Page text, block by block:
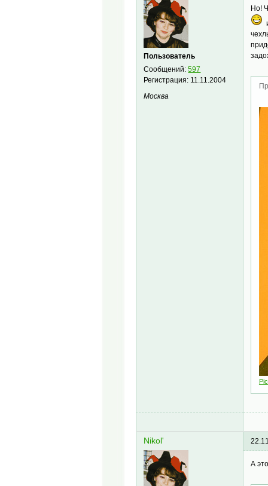
Пользователь
Сообщений:597
Регистрация: 11.11.2004
Москва
Но!
Nikol'
А